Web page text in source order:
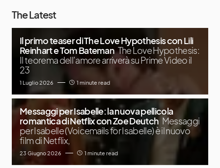
The Latest
Il primo teaser di The Love Hypothesis con Lili
Reinhart e Tom Bateman The Love Hypothesis:
Il teorema dell’amore arriverà su Prime Video il
23
1 Luglio 2026 1 minute read
Messaggi per Isabelle: la nuova pellicola
romantica di Netflix con Zoe Deutch Messaggi
per Isabelle (Voicemails for Isabelle) è il nuovo
film di Netflix,
23 Giugno 2026 1 minute read